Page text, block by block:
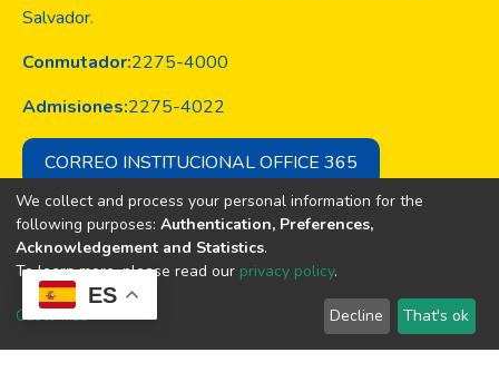
ES
Salvador.
Conmutador:2275-4000
Admisiones:2275-4022
CORREO INSTITUCIONAL OFFICE 365
Copyright © Todos los derechos son
de la Universidad Evangélica de El
We collect and process your personal information for the
following purposes: Authentication, Preferences,
Acknowledgement and Statistics.
To learn more, please read our privacy policy.
Customize Decline That's ok